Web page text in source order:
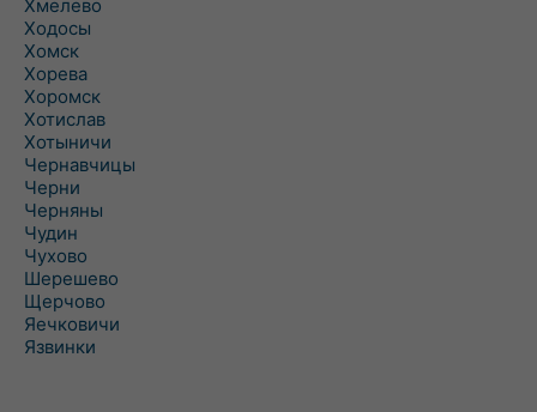
Хмелево
Ходосы
Хомск
Хорева
Хоромск
Хотислав
Хотыничи
Чернавчицы
Черни
Черняны
Чудин
Чухово
Шерешево
Щерчово
Яечковичи
Язвинки